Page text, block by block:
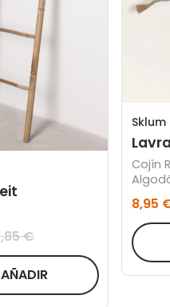
€
AÑADIR
Sklum
Cojín
8,95